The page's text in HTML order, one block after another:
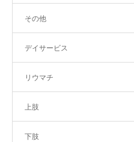
その他
デイサービス
リウマチ
上肢
下肢